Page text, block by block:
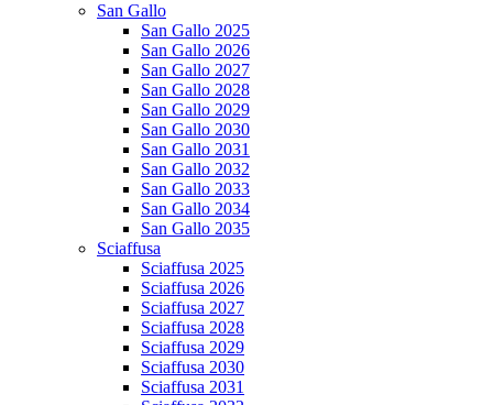
San Gallo
San Gallo 2025
San Gallo 2026
San Gallo 2027
San Gallo 2028
San Gallo 2029
San Gallo 2030
San Gallo 2031
San Gallo 2032
San Gallo 2033
San Gallo 2034
San Gallo 2035
Sciaffusa
Sciaffusa 2025
Sciaffusa 2026
Sciaffusa 2027
Sciaffusa 2028
Sciaffusa 2029
Sciaffusa 2030
Sciaffusa 2031